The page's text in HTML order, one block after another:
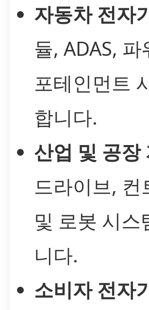
자동차 전자
듈, ADAS,
포테인먼트
합니다.
산업 및 공장
드라이브,
및 로봇 시
니다.
소비자 전자